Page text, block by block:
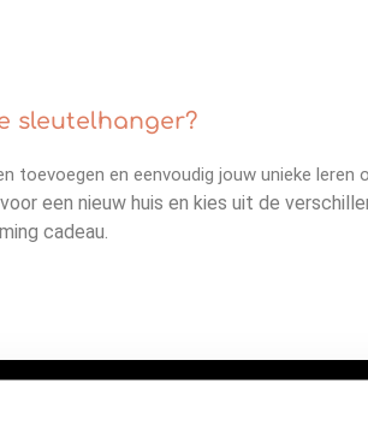
sleutelhanger?
en eenvoudig jouw unieke leren
een nieuw huis en kies uit de
cadeau.